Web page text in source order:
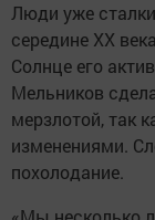
Люди уже
середине XX
Солнце его
Мельников
мерзлотой, так
изменениями.
похолодание.